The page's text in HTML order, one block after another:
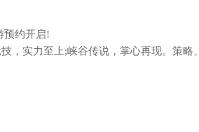
约开启!
实力至上;峡谷传说，掌心再现。策略、